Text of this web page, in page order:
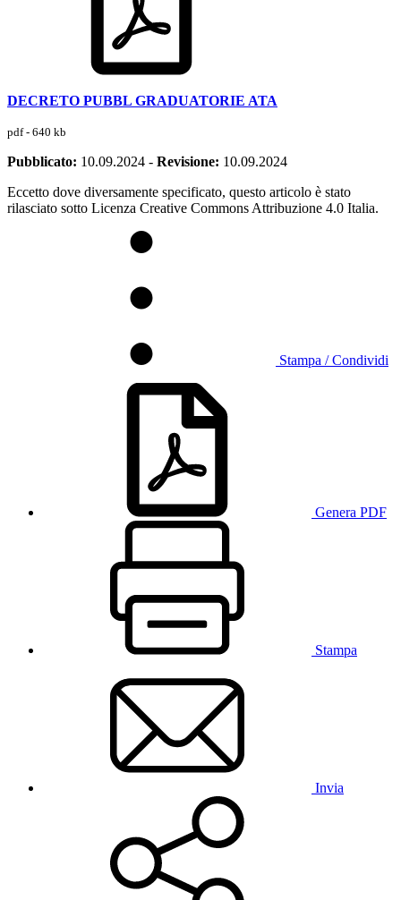
DECRETO PUBBL GRADUATORIE ATA
pdf - 640 kb
Pubblicato: 10.09.2024 - Revisione: 10.09.2024
Eccetto dove diversamente specificato, questo articolo è stato
rilasciato sotto Licenza Creative Commons Attribuzione 4.0 Italia.
Stampa / Condividi
Genera PDF
Stampa
Invia